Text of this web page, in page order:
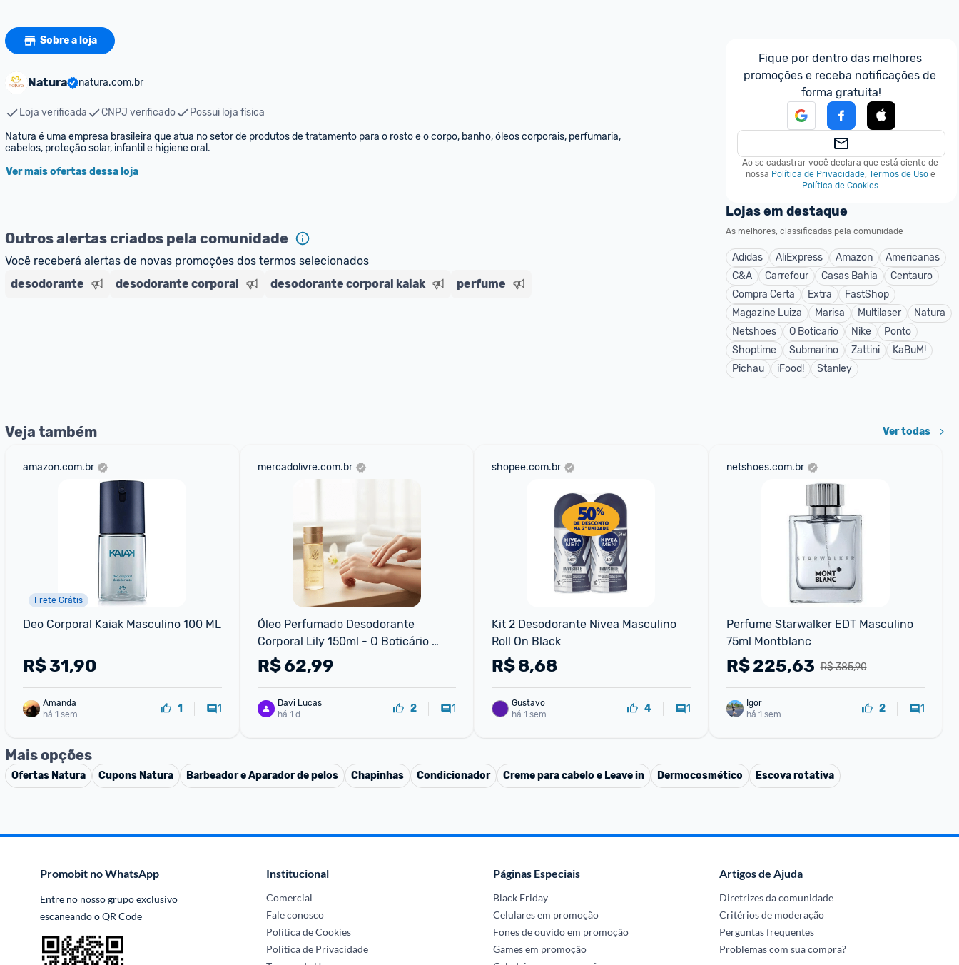
Sobre a loja
Natura natura.com.br
Loja verificada CNPJ verificado
Possui loja física
Natura é uma empresa brasileira que atua no setor de produtos de tratamento para o rosto e o corpo, banho, óleos corporais, perfumaria,
cabelos, proteção solar, infantil e higiene oral.
Ver mais ofertas dessa loja
Outros alertas criados pela comunidade
Você receberá alertas de novas promoções dos termos selecionados
desodorante
desodorante corporal desodorante corporal kaiak perfume
Fique por dentro das melhores
promoções e receba notificações de
forma gratuita!
Ao se cadastrar você declara que está ciente de
nossa Política de Privacidade, Termos de Uso e
Política de Cookies.
Lojas em destaque
As melhores, classificadas pela comunidade
Adidas AliExpress Amazon
Americanas
C&A
Carrefour Casas Bahia
Centauro
Compra Certa
Extra
FastShop
Magazine Luiza
Marisa Multilaser
Natura
Netshoes
O Boticario Nike
Ponto
Shoptime
Submarino Zattini
KaBuM!
Pichau
iFood! Stanley
Veja também Ver todas
amazon.com.br
Frete Grátis
Deo Corporal Kaiak Masculino 100 ML
R$31,90
Amanda
há 1 sem
1 1
mercadolivre.com.br
Óleo Perfumado Desodorante
Corporal Lily 150ml - O Boticário
Floral
R$62,99
Davi Lucas
há 1 d
2 1
shopee.com.br
Kit 2 Desodorante Nivea Masculino
Roll On Black
R$8,68
Gustavo
há 1 sem
4 1
netshoes.com.br
Perfume Starwalker EDT Masculino
75ml Montblanc
R$ 385,90
R$225,63
Igor
há 1 sem
2 1
Mais opções
Ofertas Natura Cupons Natura Barbeador e Aparador de pelos Chapinhas Condicionador Creme para cabelo e Leave in Dermocosmético Escova rotativa
Promobit no WhatsApp
Entre no nosso grupo exclusivo
escaneando o QR Code
Institucional
Comercial
Fale conosco
Política de Cookies
Política de Privacidade
Páginas Especiais
Black Friday
Celulares em promoção
Fones de ouvido em promoção
Games em promoção
Artigos de Ajuda
Diretrizes da comunidade
Critérios de moderação
Perguntas frequentes
Problemas com sua compra?